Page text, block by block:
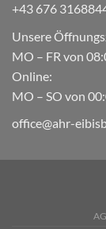
+43 676
Unsere
MO – FR von
Online:
MO – SO von
office@ahr-